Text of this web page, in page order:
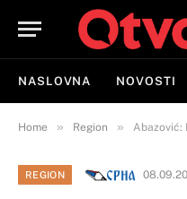
NASLOVNA NOVOSTI
Home » Region » Abazović: Neće
REGION